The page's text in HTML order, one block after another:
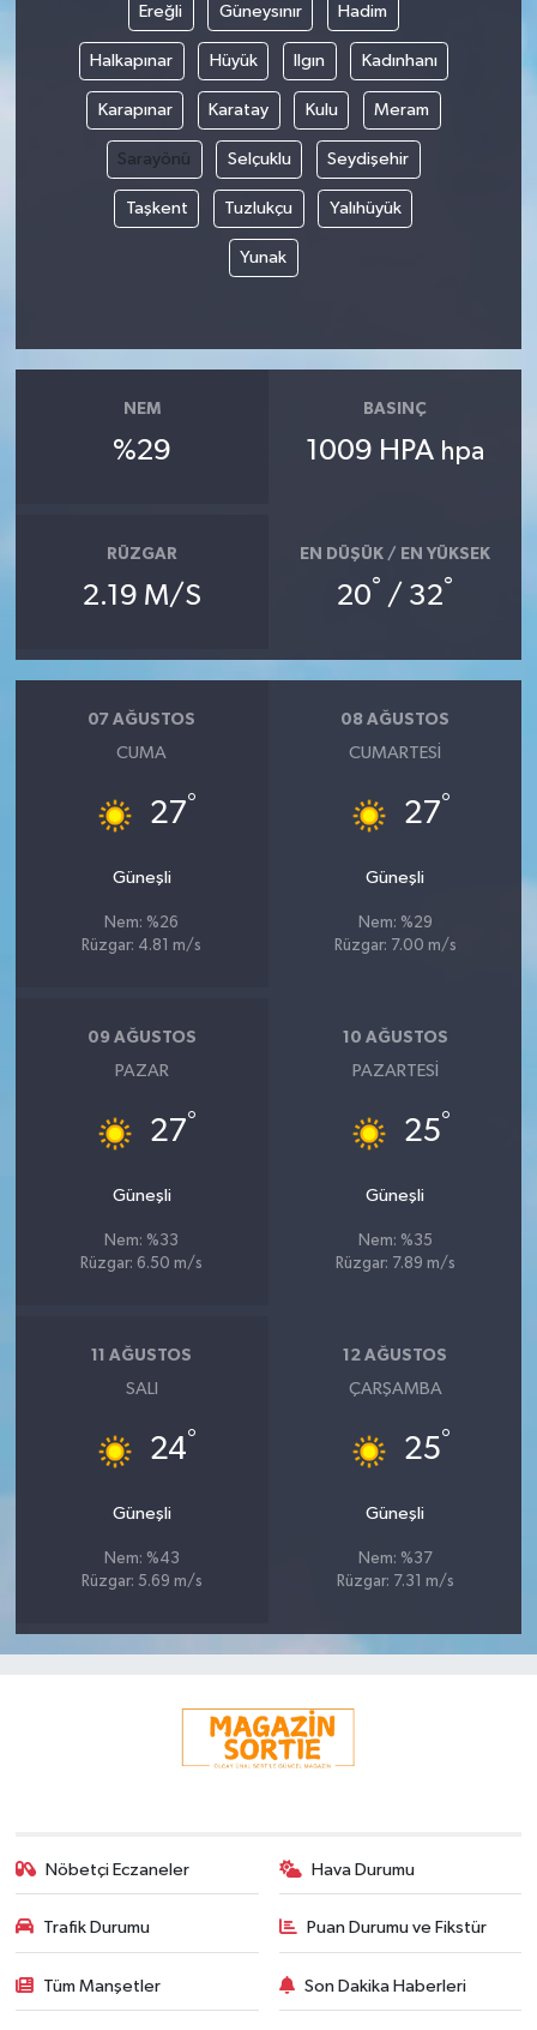
Ereğli Güneysınır Hadim
Halkapınar Hüyük Ilgın Kadınhanı
Karapınar Karatay Kulu Meram
Sarayönü Selçuklu Seydişehir
Taşkent Tuzlukçu Yalıhüyük
Yunak
NEM
%29
BASINÇ
1009 HPA hpa
RÜZGAR
2.19 M/S
EN DÜŞÜK / EN YÜKSEK
20° / 32°
07 AĞUSTOS
CUMA
27°
Güneşli
Nem: %26
Rüzgar: 4.81 m/s
08 AĞUSTOS
CUMARTESI
27°
Güneşli
Nem: %29
Rüzgar: 7.00 m/s
09 AĞUSTOS
PAZAR
27°
Güneşli
Nem: %33
Rüzgar: 6.50 m/s
10 AĞUSTOS
PAZARTESI
25°
Güneşli
Nem: %35
Rüzgar: 7.89 m/s
11 AĞUSTOS
SALI
24°
Güneşli
Nem: %43
Rüzgar: 5.69 m/s
12 AĞUSTOS
ÇARŞAMBA
25°
Güneşli
Nem: %37
Rüzgar: 7.31 m/s
Nöbetçi Eczaneler Hava Durumu
Trafik Durumu Puan Durumu ve Fikstür
Tüm Manşetler Son Dakika Haberleri